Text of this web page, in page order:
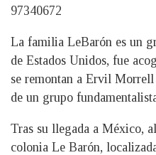
97340672
La familia LeBarón es un
de Estados Unidos, fue
se remontan a Ervil
de un grupo
Tras su llegada a México,
colonia Le Barón,